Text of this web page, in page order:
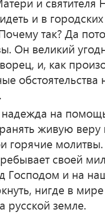
и в
так? Да
Он великий
и, как
на
живую веру
горячие
своей
Господом и на
нигде в
русской земле.